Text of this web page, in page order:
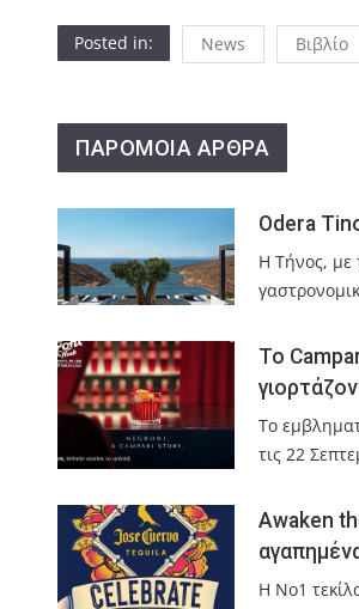
Posted in: News Βιβλίο
ΠΑΡΟΜΟΙΑ ΑΡΘΡΑ
Odera
Η Τήνος, με
Το
Το
τις 22
Awaken
Η No1